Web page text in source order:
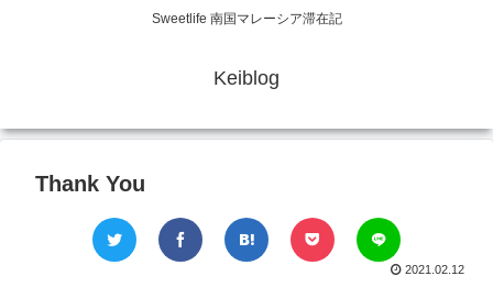
Sweetlife 南国マレーシア滞在記
Keiblog
Thank You
2021.02.12